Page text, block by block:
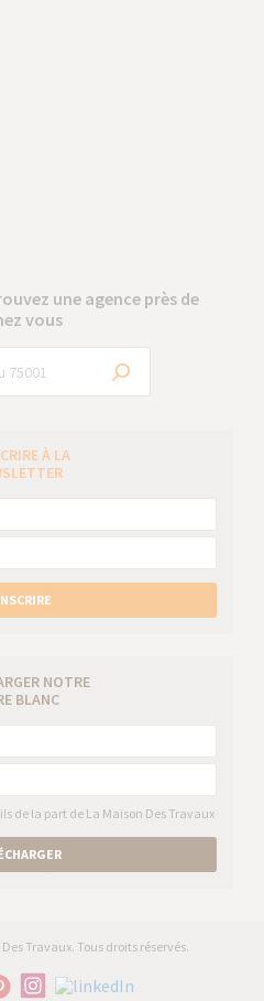
une agence près de
vous
À LA
NOTRE
BLANC
de la part de La Maison Des Travaux
Travaux. Tous droits réservés.